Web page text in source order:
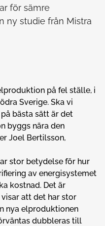
för sämre
ny studie från Mistra
på fel ställe, i
Sverige. Ska vi
bästa sätt är det
byggs nära den
Joel Bertilsson,
stor betydelse för hur
av energisystemet
kostnad. Det är
att det har stor
nya elproduktionen
dubbleras till